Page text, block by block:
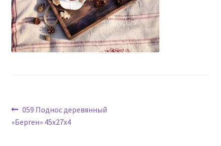
Навигация
по
Предыдущая
запись:
059 Поднос деревянный
«Берген» 45х27х4